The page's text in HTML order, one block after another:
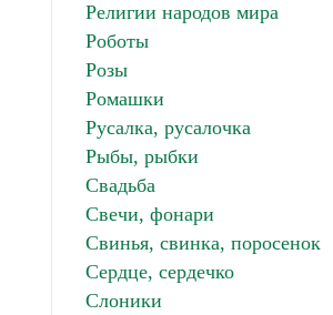
Религии народов мира
Роботы
Розы
Ромашки
Русалка, русалочка
Рыбы, рыбки
Свадьба
Свечи, фонари
Свинья, свинка, поросенок
Сердце, сердечко
Слоники